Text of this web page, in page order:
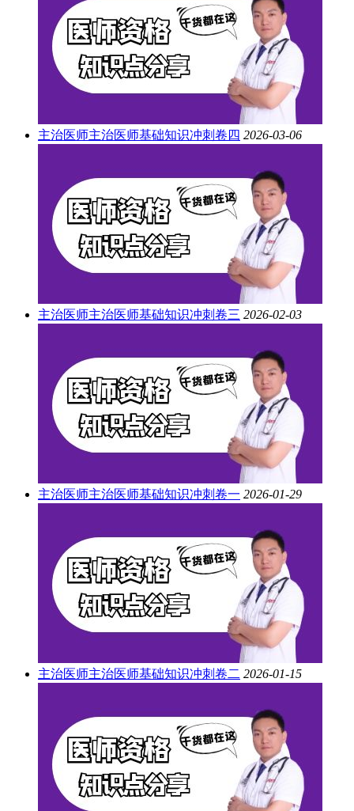
主治医师主治医师基础知识冲刺卷四 2026-03-06
主治医师主治医师基础知识冲刺卷三 2026-02-03
主治医师主治医师基础知识冲刺卷一 2026-01-29
主治医师主治医师基础知识冲刺卷二 2026-01-15